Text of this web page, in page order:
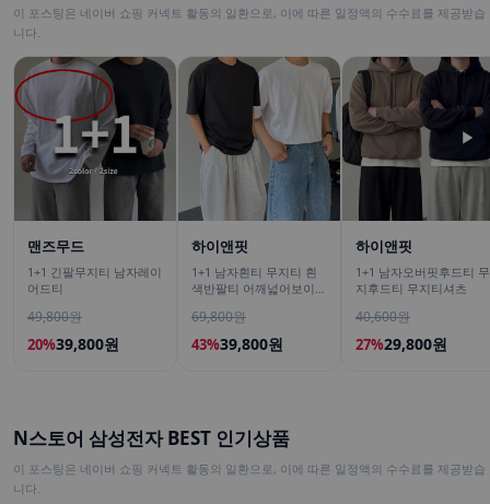
이 포스팅은 네이버 쇼핑 커넥트 활동의 일환으로, 이에 따른 일정액의 수수료를 제공받습
니다.
맨즈무드
1+1 긴팔무지티 남자레이
어드티
49,800원
20%39,800원
하이앤핏
1+1 남자흰티 무지티 흰
색반팔티 어깨넓어보이는
69,800원
43%39,800원
하이앤핏
1+1 남자오버핏후드티 무
지후드티 무지티셔츠
40,600원
27%29,800원
▶
N스토어 삼성전자 BEST 인기상품
이 포스팅은 네이버 쇼핑 커넥트 활동의 일환으로, 이에 따른 일정액의 수수료를 제공받습
니다.